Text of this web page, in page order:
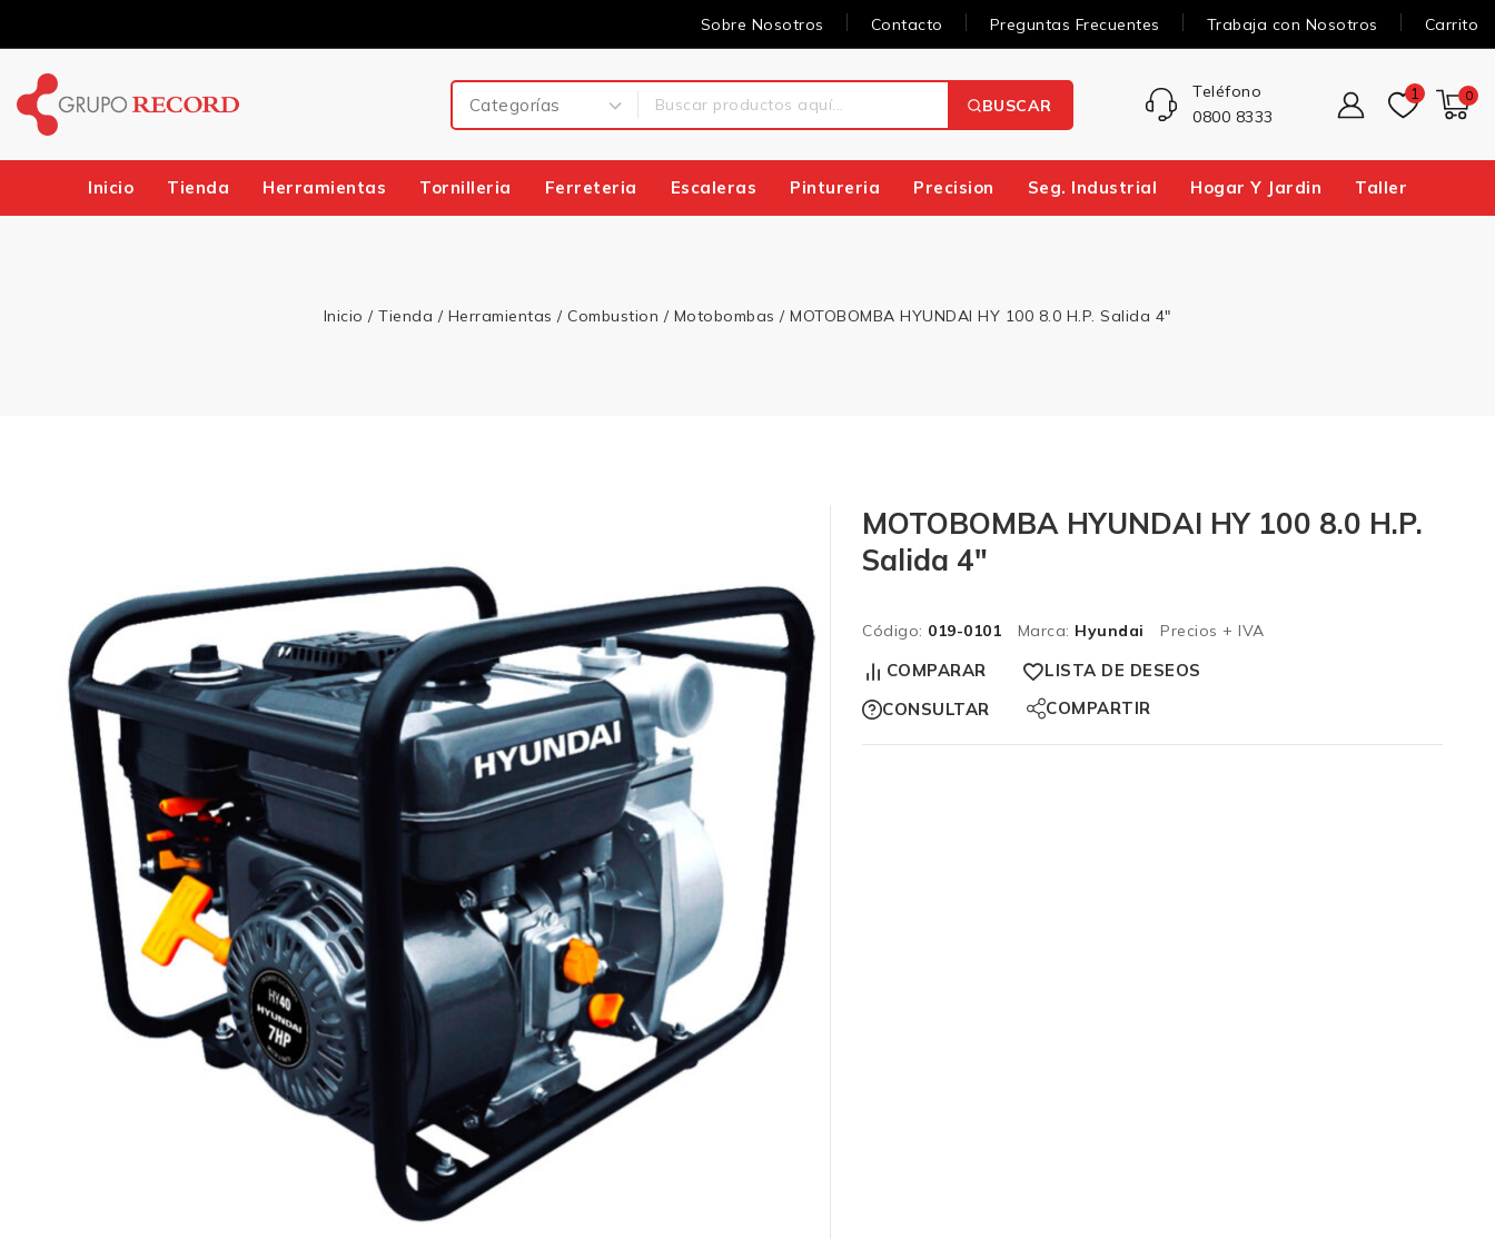
Sobre Nosotros Contacto Preguntas Frecuentes Trabaja con Nosotros Carrito
BUSCAR
Teléfono
0800 8333
1 0
Inicio Tienda Herramientas Tornilleria Ferreteria Escaleras Pintureria Precision Seg. Industrial Hogar Y Jardin Taller
Inicio / Tienda / Herramientas / Combustion / Motobombas / MOTOBOMBA HYUNDAI HY 100 8.0 H.P. Salida 4″
MOTOBOMBA HYUNDAI HY 100 8.0 H.P.
Salida 4″
Código: 019-0101 Marca: Hyundai Precios + IVA
COMPARAR
LISTA DE DESEOS
CONSULTAR
COMPARTIR